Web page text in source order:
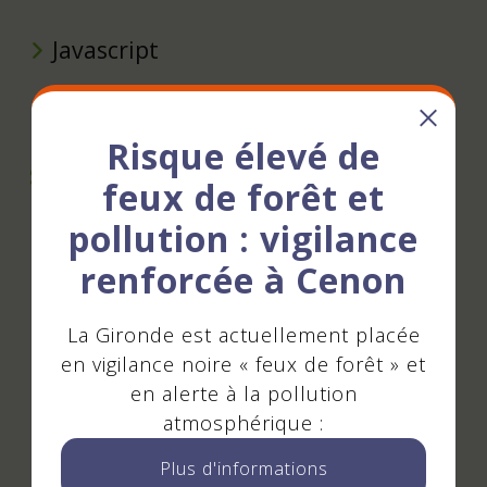
Javascript
Systèmes d’exploitation
Apple Mac Os
Microsoft Windows
Apple Ios
Google Android
Risque élevé de
feux de forêt et
pollution : vigilance
renforcée à Cenon
La Gironde est actuellement placée
en vigilance noire « feux de forêt » et
en alerte à la pollution
atmosphérique :
Plus d'informations